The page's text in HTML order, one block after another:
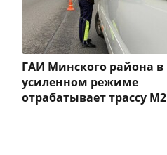
ГАИ Минского района в
усиленном режиме
отрабатывает трассу М2